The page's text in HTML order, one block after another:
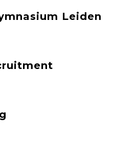
Leiden